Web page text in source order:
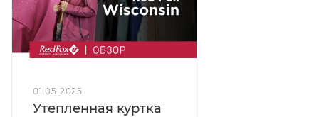
01.05.2025
Утепленная куртка